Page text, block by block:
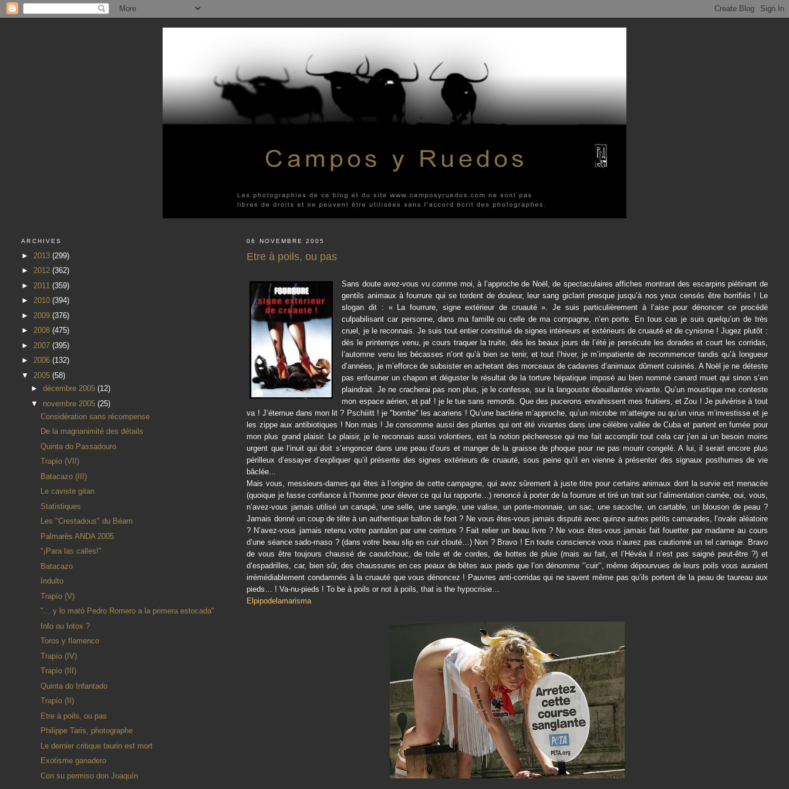
06 NOVEMBRE 2005
Etre à poils, ou pas
Sans doute avez-vous vu comme moi, à l’approche de Noël, de spectaculaires affiches montrant des escarpins piétinant de
gentils animaux à fourrure qui se tordent de douleur, leur sang giclant presque jusqu’à nos yeux censés être horrifiés ! Le
slogan dit : « La fourrure, signe extérieur de cruauté ». Je suis particulièrement à l’aise pour dénoncer ce procédé
culpabilisant car personne, dans ma famille ou celle de ma compagne, n’en porte. En tous cas je suis quelqu’un de très
cruel, je le reconnais. Je suis tout entier constitué de signes intérieurs et extérieurs de cruauté et de cynisme ! Jugez plutôt :
dés le printemps venu, je cours traquer la truite, dés les beaux jours de l’été je persécute les dorades et court les corridas,
l’automne venu les bécasses n’ont qu’à bien se tenir, et tout l’hiver, je m’impatiente de recommencer tandis qu’à longueur
d’années, je m’efforce de subsister en achetant des morceaux de cadavres d’animaux dûment cuisinés. A Noël je ne déteste
pas enfourner un chapon et déguster le résultat de la torture hépatique imposé au bien nommé canard muet qui sinon s’en
plaindrait. Je ne cracherai pas non plus, je le confesse, sur la langouste ébouillantée vivante. Qu’un moustique me conteste
mon espace aérien, et paf ! je le tue sans remords. Que des pucerons envahissent mes fruitiers, et Zou ! Je pulvérise à tout
va ! J’éternue dans mon lit ? Pschiiitt ! je "bombe" les acariens ! Qu’une bactérie m’approche, qu’un microbe m’atteigne ou qu’un virus m’investisse et je
les zippe aux antibiotiques ! Non mais ! Je consomme aussi des plantes qui ont été vivantes dans une célèbre vallée de Cuba et partent en fumée pour
mon plus grand plaisir. Le plaisir, je le reconnais aussi volontiers, est la notion pécheresse qui me fait accomplir tout cela car j’en ai un besoin moins
urgent que l’inuit qui doit s’engoncer dans une peau d’ours et manger de la graisse de phoque pour ne pas mourir congelé. A lui, il serait encore plus
périlleux d’essayer d’expliquer qu’il présente des signes extérieurs de cruauté, sous peine qu’il en vienne à présenter des signaux posthumes de vie
bâclée...
Mais vous, messieurs-dames qui êtes à l’origine de cette campagne, qui avez sûrement à juste titre pour certains animaux dont la survie est menacée
(quoique je fasse confiance à l’homme pour élever ce qui lui rapporte…) renoncé à porter de la fourrure et tiré un trait sur l’alimentation carnée, oui, vous,
n’avez-vous jamais utilisé un canapé, une selle, une sangle, une valise, un porte-monnaie, un sac, une sacoche, un cartable, un blouson de peau ?
Jamais donné un coup de tête à un authentique ballon de foot ? Ne vous êtes-vous jamais disputé avec quinze autres petits camarades, l’ovale aléatoire
? N’avez-vous jamais retenu votre pantalon par une ceinture ? Fait relier un beau livre ? Ne vous êtes-vous jamais fait fouetter par madame au cours
d’une séance sado-maso ? (dans votre beau slip en cuir clouté…) Non ? Bravo ! En toute conscience vous n’aurez pas cautionné un tel carnage. Bravo
de vous être toujours chaussé de caoutchouc, de toile et de cordes, de bottes de pluie (mais au fait, et l’Hévéa il n’est pas saigné peut-être ?) et
d’espadrilles, car, bien sûr, des chaussures en ces peaux de bêtes aux pieds que l’on dénomme ‘’cuir’’, même dépourvues de leurs poils vous auraient
irrémédiablement condamnés à la cruauté que vous dénoncez ! Pauvres anti-corridas qui ne savent même pas qu’ils portent de la peau de taureau aux
pieds… ! Va-nu-pieds ! To be à poils or not à poils, that is the hypocrisie…
Elpipodelamarisma
ARCHIVES
► 2013(299)
►2012(362)
► 2011(359)
►2010(394)
► 2009(376)
►2008(475)
► 2007(395)
►2006(132)
▼ 2005(58)
►décembre 2005(12)
▼ novembre 2005(25)
Considération sans récompense
De la magnanimité des détails
Quinta do Passadouro
Trapío (VII)
Batacazo (III)
Le caviste gitan
Statistiques
Les "Crestadous" du Béarn
Palmarès ANDA 2005
"¡Para las calles!"
Batacazo
Indulto
Trapío (V)
"... y lo mató Pedro Romero a la primera estocada"
Info ou Intox ?
Toros y flamenco
Trapío (IV)
Trapío (III)
Quinta do Infantado
Trapío (II)
Etre à poils, ou pas
Philippe Taris, photographe
Le dernier critique taurin est mort
Exotisme ganadero
Con su permiso don Joaquín